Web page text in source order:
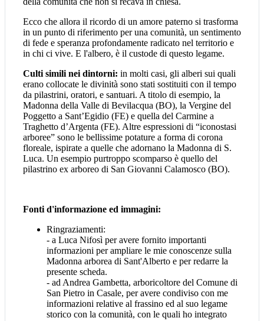
Ecco che allora il ricordo di un amore paterno si trasforma
in un punto di riferimento per una comunità, un sentimento
di fede e speranza profondamente radicato nel territorio e
in chi ci vive. E l'albero, è il custode di questo legame.
Culti simili nei dintorni: in molti casi, gli alberi sui quali
erano collocate le divinità sono stati sostituiti con il tempo
da pilastrini, oratori, e santuari. A titolo di esempio, la
Madonna della Valle di Bevilacqua (BO), la Vergine del
Poggetto a Sant’Egidio (FE) e quella del Carmine a
Traghetto d’Argenta (FE). Altre espressioni di “iconostasi
arboree” sono le bellissime potature a forma di corona
floreale, ispirate a quelle che adornano la Madonna di S.
Luca. Un esempio purtroppo scomparso è quello del
pilastrino ex arboreo di San Giovanni Calamosco (BO).
Fonti d'informazione ed immagini:
Ringraziamenti:
- a Luca Nifosì per avere fornito importanti
informazioni per ampliare le mie conoscenze sulla
Madonna arborea di Sant'Alberto e per redarre la
presente scheda.
- ad Andrea Gambetta, arboricoltore del Comune di
San Pietro in Casale, per avere condiviso con me
informazioni relative al frassino ed al suo legame
storico con la comunità, con le quali ho integrato